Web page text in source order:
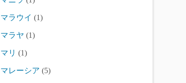
マラウイ (1)
マラヤ (1)
マリ (1)
マレーシア (5)